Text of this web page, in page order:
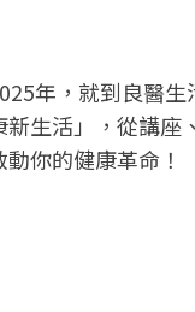
醫健康網從「換季
過醫學觀點與日常
健康的認知，進而